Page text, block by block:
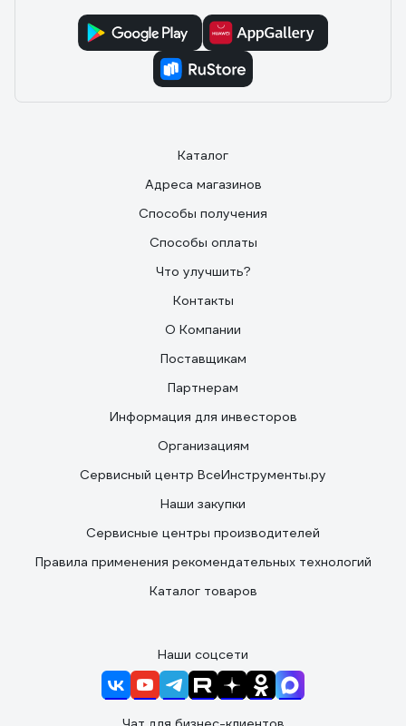
Каталог
Адреса магазинов
Способы получения
Способы оплаты
Что улучшить?
Контакты
О Компании
Поставщикам
Партнерам
Информация для инвесторов
Организациям
Сервисный центр ВсеИнструменты.ру
Наши закупки
Сервисные центры производителей
Правила применения рекомендательных технологий
Каталог товаров
Наши соцсети